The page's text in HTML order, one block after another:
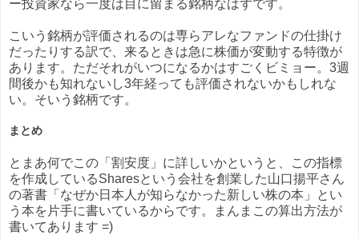
ー投資家なら一度は目に留まる銘柄なはずです。
こいう銘柄が評価されるのは専らアレなファンドの仕掛け
だったりする訳で、来るときは急に株価が変動する特徴が
あります。ただそれがいつになるかはすごくビミョー。3週
間後かも知れないし3年経っても評価されないかもしれな
い。そいう銘柄です。
まとめ
とまあ何でこの「割安度」に詳しいかというと、この指標
を作成しているSharesという会社を創業した山口揚平さん
の著書「なぜか日本人が知らなかった新しい株の本」とい
う本を片手に書いているからです。まんまこの算出方法が
書いてあります =)